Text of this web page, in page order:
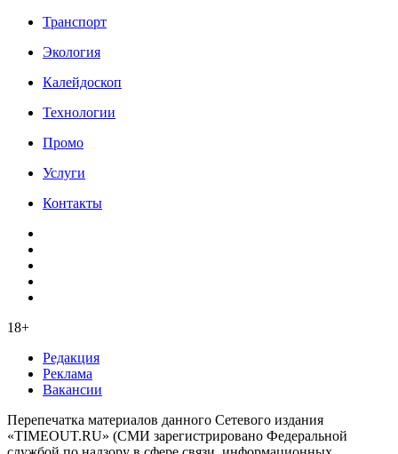
Транспорт
Экология
Калейдоскоп
Технологии
Промо
Услуги
Контакты
18+
Редакция
Реклама
Вакансии
Перепечатка материалов данного Сетевого издания
«TIMEOUT.RU» (СМИ зарегистрировано Федеральной